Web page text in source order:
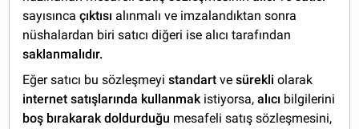
sayısıncaçıktısı alınmalı ve imzalandıktan sonra
nüshalardan biri satıcı diğeri ise alıcı tarafından
saklanmalıdır.
Eğer satıcı bu sözleşmeyistandart vesürekli olarak
internet satışlarında kullanmakistiyorsa,alıcı bilgilerini
boş bırakarak doldurduğu mesafeli satış sözleşmesini,